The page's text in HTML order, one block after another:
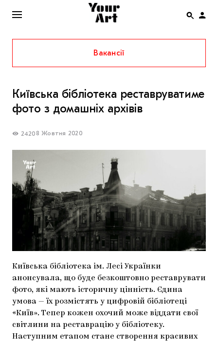
ENG
НОВИНИ
АФІША
ІНТЕРВ’Ю
СПЕЦПРОЄКТИ
THE UKRAINIAN PAVILION AT VENICE BIENNALE
2022
МАРІУПОЛЬСЬКІ МАРГІНАЛІЇ
ДОСЛІДНИЦЬКА ПЛАТФОРМА
ЗАПАЛЕННЯ
CARPATHIAN CULT ПРО РІЗДВЯНІ СВЯТА
Вакансії
Київська бібліотека реставруватиме
фото з домашніх архівів
2420 8 Жовтня 2020
Київська бібліотека ім. Лесі Українки
анонсувала, що буде безкоштовно реставрувати
фото, які мають історичну цінність. Єдина
умова — їх розмістять у цифровій бібліотеці
«Київ». Тепер кожен охочий може віддати свої
світлини на реставрацію у бібліотеку.
Наступним етапом стане створення красивих